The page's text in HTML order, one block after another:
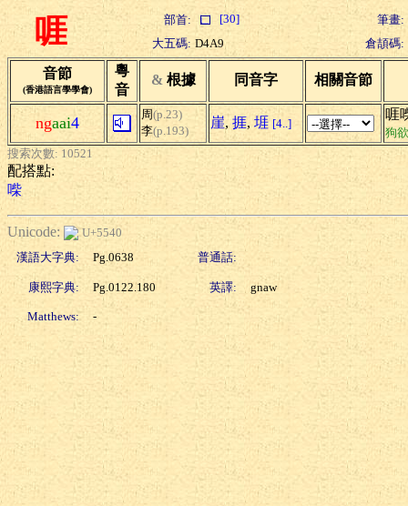
啀 部首: [30]
筆畫:
大五碼: D4A9 倉頡碼:
音節
(香港語言學學會)
粵
音
& 根據 同音字 相關音節
ngaai4 周(p.23)
李(p.193)
崖, 捱, 堐 [4..]
啀
狗
搜索次數: 10521
配搭點:
喍
Unicode:
U+5540
漢語大字典:
Pg.0638 普通話:
康熙字典: Pg.0122.180 英譯: gnaw
Matthews: -